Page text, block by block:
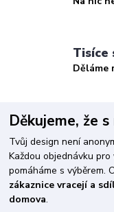
Tisíce
Děláme
Děkujeme, že
Tvůj design není
Každou objednávku
pomáháme s výběrem.
zákaznice vracejí a
domova.